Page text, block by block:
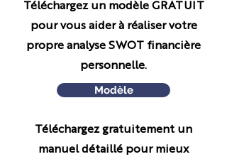
Téléchargez un modèle GRATUIT
pour vous aider à réaliser votre
propre analyse SWOT financière
personnelle.
Modèle
Téléchargez gratuitement un
manuel détaillé pour mieux